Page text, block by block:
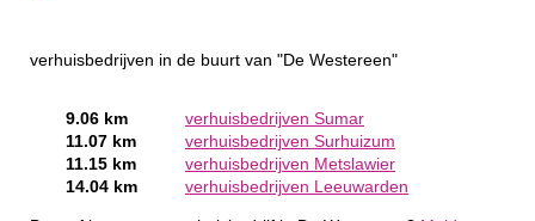
verhuisbedrijven in de buurt van "De Westereen"
9.06 km
verhuisbedrijven Sumar
11.07 km
verhuisbedrijven Surhuizum
11.15 km
verhuisbedrijven Metslawier
14.04 km
verhuisbedrijven Leeuwarden